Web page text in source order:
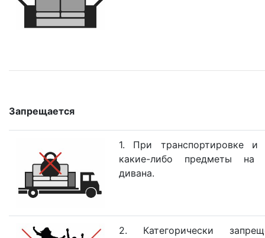
Запрещается
1. При транспортировке и
какие-либо предметы на
дивана.
2. Категорически